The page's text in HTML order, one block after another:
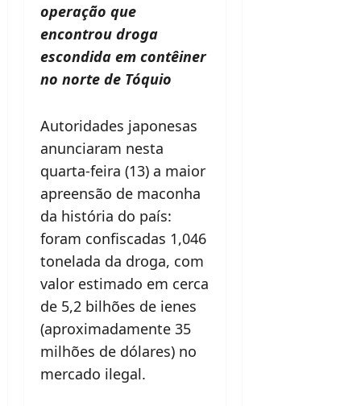
operação que
encontrou droga
escondida em contêiner
no norte de Tóquio
Autoridades japonesas
anunciaram nesta
quarta-feira (13) a maior
apreensão de maconha
da história do país:
foram confiscadas 1,046
tonelada da droga, com
valor estimado em cerca
de 5,2 bilhões de ienes
(aproximadamente 35
milhões de dólares) no
mercado ilegal.